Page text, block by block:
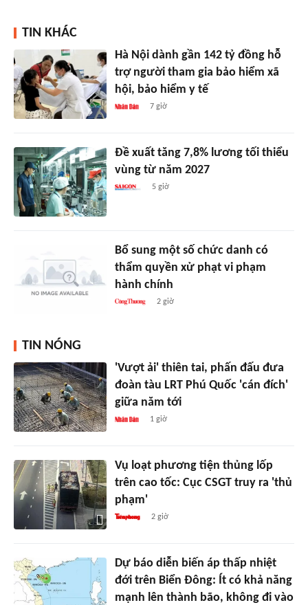
TIN KHÁC
Hà Nội dành gần 142 tỷ đồng hỗ
trợ người tham gia bảo hiểm xã
hội, bảo hiểm y tế
7 giờ
Đề xuất tăng 7,8% lương tối thiểu
vùng từ năm 2027
5 giờ
Bổ sung một số chức danh có
thẩm quyền xử phạt vi phạm
hành chính
2 giờ
TIN NÓNG
'Vượt ải' thiên tai, phấn đấu đưa
đoàn tàu LRT Phú Quốc 'cán đích'
giữa năm tới
1 giờ
Vụ loạt phương tiện thủng lốp
trên cao tốc: Cục CSGT truy ra 'thủ
phạm'
2 giờ
Dự báo diễn biến áp thấp nhiệt
đới trên Biển Đông: Ít có khả năng
mạnh lên thành bão, không đi vào